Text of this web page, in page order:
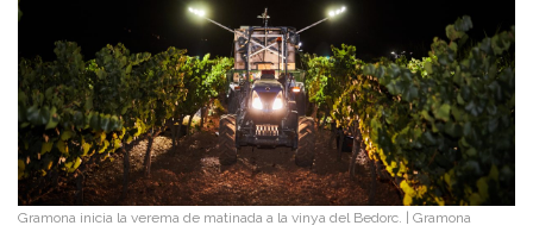
Gramona inicia la verema de matinada a la vinya del Bedorc. | Gramona